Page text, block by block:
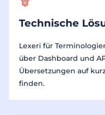
Technische
Lexeri für
über Dashboard und
Übersetzungen auf
finden.